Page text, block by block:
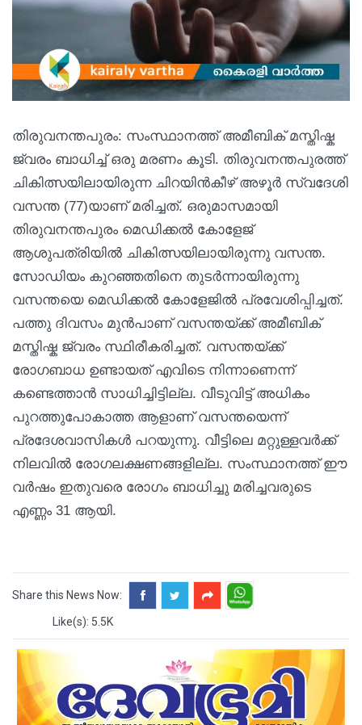
തിരുവനന്തപുരം: സംസ്ഥാനത്ത് അമീബിക് മസ്തിഷ്ക
ജ്വരം ബാധിച്ച് ഒരു മരണം കൂടി. തിരുവനന്തപുരത്ത്
ചികിത്സയിലായിരുന്ന ചിറയിൻകീഴ് അഴൂർ സ്വദേശി
വസന്ത (77)യാണ് മരിച്ചത്. ഒരുമാസമായി
തിരുവനന്തപുരം മെഡിക്കൽ കോളേജ്
ആശുപത്രിയിൽ ചികിത്സയിലായിരുന്നു വസന്ത.
സോഡിയം കുറഞ്ഞതിനെ തുടർന്നായിരുന്നു
വസന്തയെ മെഡിക്കൽ കോളേജിൽ പ്രവേശിപ്പിച്ചത്.
പത്തു ദിവസം മുൻപാണ് വസന്തയ്ക്ക് അമീബിക്
മസ്തിഷ്ക ജ്വരം സ്ഥിരീകരിച്ചത്. വസന്തയ്ക്ക്
രോഗബാധ ഉണ്ടായത് എവിടെ നിന്നാണെന്ന്
കണ്ടെത്താൻ സാധിച്ചിട്ടില്ല. വീടുവിട്ട് അധികം
പുറത്തുപോകാത്ത ആളാണ് വസന്തയെന്ന്
പ്രദേശവാസികൾ പറയുന്നു. വീട്ടിലെ മറ്റുള്ളവർക്ക്
നിലവിൽ രോഗലക്ഷണങ്ങളില്ല. സംസ്ഥാനത്ത് ഈ
വർഷം ഇതുവരെ രോഗം ബാധിച്ചു മരിച്ചവരുടെ
എണ്ണം 31 ആയി.
Share this News Now:
Like(s): 5.5K